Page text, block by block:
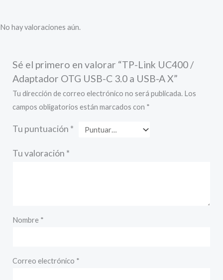
No hay valoraciones aún.
Sé el primero en valorar “TP-Link UC400 /
Adaptador OTG USB-C 3.0 a USB-A X”
Tu dirección de correo electrónico no será publicada. Los
campos obligatorios están marcados con *
Tu puntuación *
Tu valoración *
Nombre *
Correo electrónico *